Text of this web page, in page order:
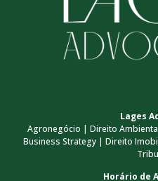
Lages
Agronegócio | Direito
Business Strategy | Direito
Horário de